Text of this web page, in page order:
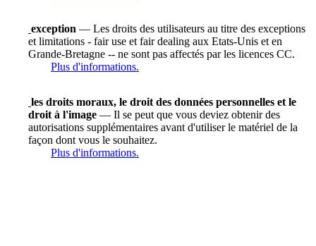
exception — Les droits des utilisateurs au titre des exceptions
et limitations - fair use et fair dealing aux Etats-Unis et en
Grande-Bretagne -- ne sont pas affectés par les licences CC.
Plus d'informations.
les droits moraux, le droit des données personnelles et le
droit à l'image — Il se peut que vous deviez obtenir des
autorisations supplémentaires avant d'utiliser le matériel de la
façon dont vous le souhaitez.
Plus d'informations.